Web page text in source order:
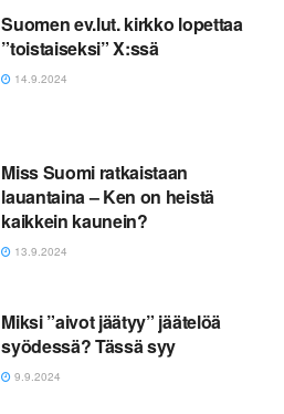
Suomen ev.lut. kirkko lopettaa
”toistaiseksi” X:ssä
14.9.2024
Miss Suomi ratkaistaan
lauantaina – Ken on heistä
kaikkein kaunein?
13.9.2024
Miksi ”aivot jäätyy” jäätelöä
syödessä? Tässä syy
9.9.2024